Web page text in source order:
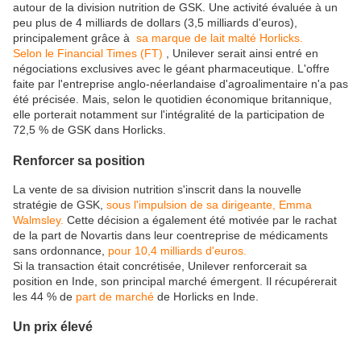
autour de la division nutrition de GSK. Une activité évaluée à un
peu plus de 4 milliards de dollars (3,5 milliards d'euros),
principalement grâce à sa marque de lait malté Horlicks.
Selon le Financial Times (FT) , Unilever serait ainsi entré en
négociations exclusives avec le géant pharmaceutique. L'offre
faite par l'entreprise anglo-néerlandaise d'agroalimentaire n'a pas
été précisée. Mais, selon le quotidien économique britannique,
elle porterait notamment sur l'intégralité de la participation de
72,5 % de GSK dans Horlicks.
Renforcer sa position
La vente de sa division nutrition s'inscrit dans la nouvelle
stratégie de GSK, sous l'impulsion de sa dirigeante, Emma
Walmsley. Cette décision a également été motivée par le rachat
de la part de Novartis dans leur coentreprise de médicaments
sans ordonnance, pour 10,4 milliards d'euros.
Si la transaction était concrétisée, Unilever renforcerait sa
position en Inde, son principal marché émergent. Il récupérerait
les 44 % de part de marché de Horlicks en Inde.
Un prix élevé